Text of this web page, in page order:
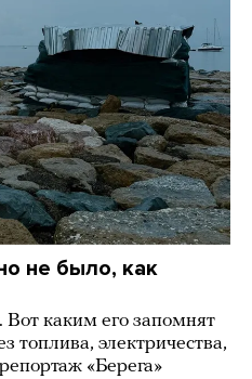
не было, как
каким его запомнят
топлива, электричества,
«Берега»